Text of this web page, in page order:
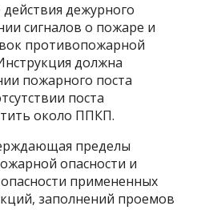
дежурного
сигналов о пожаре и
противопожарной
должна
пожарного поста
поста
около ППКП.
пределы
опасности и
примененных
заполнений проемов